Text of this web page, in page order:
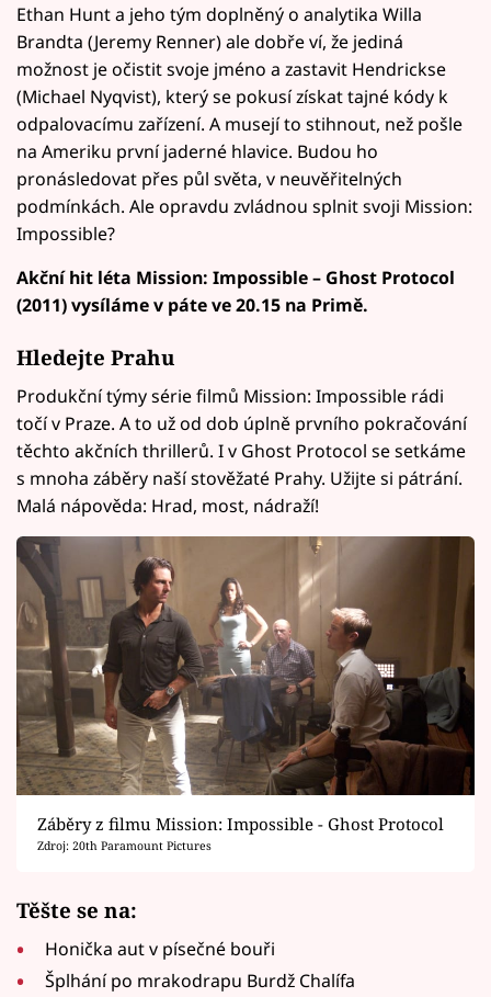
Ethan Hunt a jeho tým doplněný o analytika Willa
Brandta (Jeremy Renner) ale dobře ví, že jediná
možnost je očistit svoje jméno a zastavit Hendrickse
(Michael Nyqvist), který se pokusí získat tajné kódy k
odpalovacímu zařízení. A musejí to stihnout, než pošle
na Ameriku první jaderné hlavice. Budou ho
pronásledovat přes půl světa, v neuvěřitelných
podmínkách. Ale opravdu zvládnou splnit svoji Mission:
Impossible?
Akční hit léta Mission: Impossible – Ghost Protocol
(2011) vysíláme v páte ve 20.15 na Primě.
Hledejte Prahu
Produkční týmy série filmů Mission: Impossible rádi
točí v Praze. A to už od dob úplně prvního pokračování
těchto akčních thrillerů. I v Ghost Protocol se setkáme
s mnoha záběry naší stověžaté Prahy. Užijte si pátrání.
Malá nápověda: Hrad, most, nádraží!
Záběry z filmu Mission: Impossible - Ghost Protocol
Zdroj: 20th Paramount Pictures
Těšte se na:
Honička aut v písečné bouři
Šplhání po mrakodrapu Burdž Chalífa